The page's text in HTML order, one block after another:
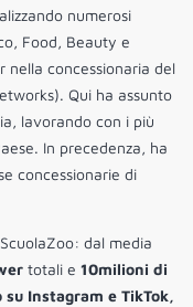
numerosi
Food, Beauty e
nella concessionaria del
Qui ha assunto
lavorando con i più
In precedenza, ha
concessionarie di
dal media
totali e 10milioni di
Instagram e TikTok,